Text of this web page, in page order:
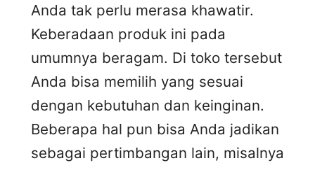
Anda tak perlu merasa khawatir.
Keberadaan produk ini pada
umumnya beragam. Di toko tersebut
Anda bisa memilih yang sesuai
dengan kebutuhan dan keinginan.
Beberapa hal pun bisa Anda jadikan
sebagai pertimbangan lain, misalnya